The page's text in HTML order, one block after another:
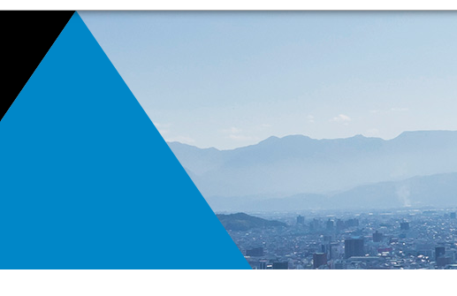
家庭用ガス機器カタログ
WEBショールーム
ショールームのご案内
主なガス機器メーカー ガス臭いとき
よくあるご質問
液化石油ガス
見直しに向けた取組宣言
住宅用火災警報器
CMライブラリー